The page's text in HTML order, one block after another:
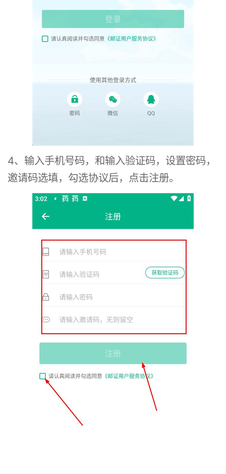
4、输入手机号码，和输入验证码，设置密码，
邀请码选填，勾选协议后，点击注册。